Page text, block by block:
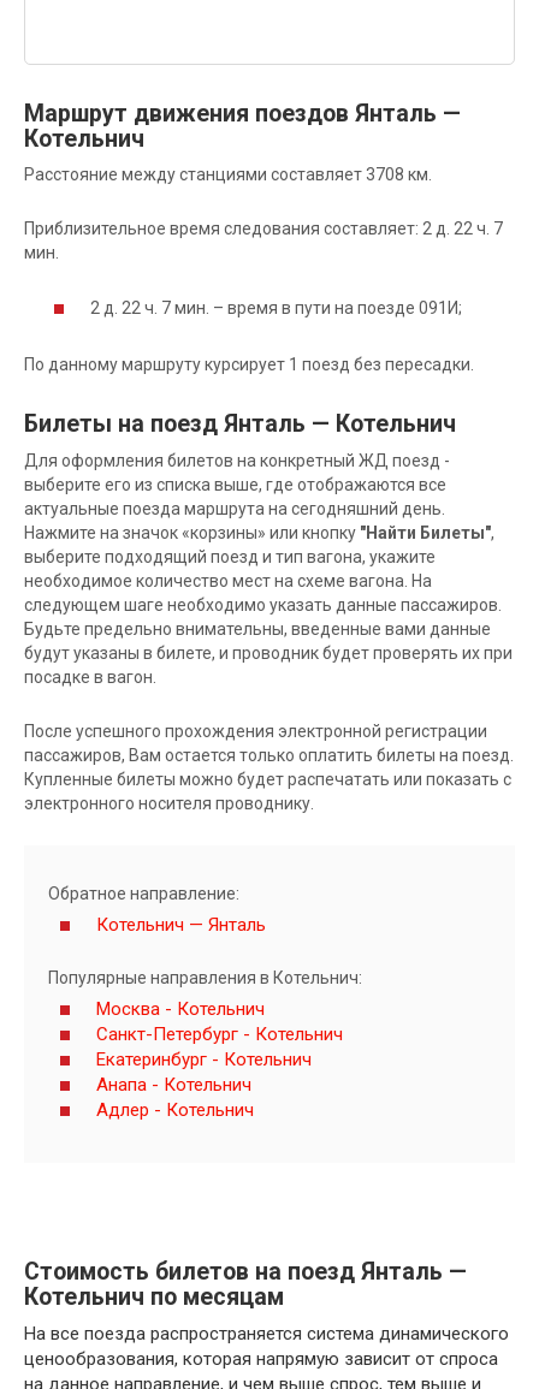
Маршрут движения поездов Янталь —
Котельнич
Расстояние между станциями составляет 3708 км.
Приблизительное время следования составляет: 2 д. 22 ч. 7
мин.
2 д. 22 ч. 7 мин. – время в пути на поезде 091И;
По данному маршруту курсирует 1 поезд без пересадки.
Билеты на поезд Янталь — Котельнич
Для оформления билетов на конкретный ЖД поезд -
выберите его из списка выше, где отображаются все
актуальные поезда маршрута на сегодняшний день.
Нажмите на значок «корзины» или кнопку "Найти Билеты",
выберите подходящий поезд и тип вагона, укажите
необходимое количество мест на схеме вагона. На
следующем шаге необходимо указать данные пассажиров.
Будьте предельно внимательны, введенные вами данные
будут указаны в билете, и проводник будет проверять их при
посадке в вагон.
После успешного прохождения электронной регистрации
пассажиров, Вам остается только оплатить билеты на поезд.
Купленные билеты можно будет распечатать или показать с
электронного носителя проводнику.
Обратное направление:
Котельнич — Янталь
Популярные направления в Котельнич:
Москва - Котельнич
Санкт-Петербург - Котельнич
Екатеринбург - Котельнич
Анапа - Котельнич
Адлер - Котельнич
Стоимость билетов на поезд Янталь —
Котельнич по месяцам
На все поезда распространяется система динамического
ценообразования, которая напрямую зависит от спроса
на данное направление, и чем выше спрос, тем выше и